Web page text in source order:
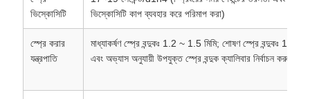
ভিস্কোসিটি
ভিস্কোসিটি কাপ ব্যবহার করে পরিমাপ করা)
স্প্রে করার
যন্ত্রপাতি
মাধ্যাকর্ষণ স্প্রে বন্দুকঃ 1.2 ~ 1.5 মিমি; শোষণ স্প্রে বন্দুকঃ 1.4 ~ 1.6
এবং অভ্যাস অনুযায়ী উপযুক্ত স্প্রে বন্দুক ক্যালিবার নির্বাচন করুন)